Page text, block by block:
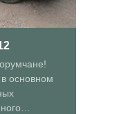
основном